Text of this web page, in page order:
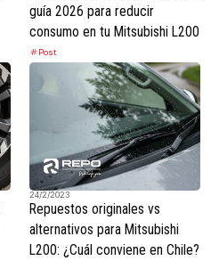
guía 2026 para reducir
consumo en tu Mitsubishi L200
Post
24/2/2023
Repuestos originales vs
alternativos para Mitsubishi
L200: ¿Cuál conviene en Chile?